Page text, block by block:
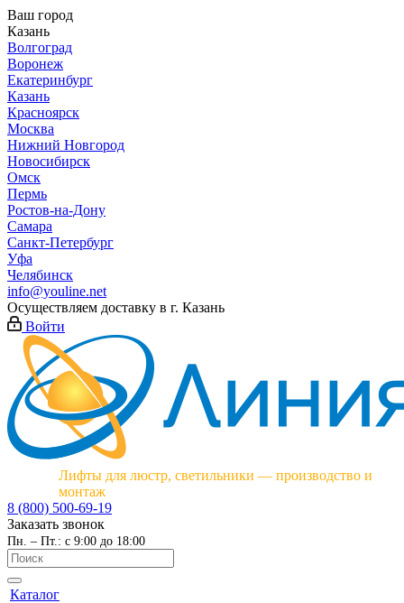
Ваш город
Казань
Волгоград
Воронеж
Екатеринбург
Казань
Красноярск
Москва
Нижний Новгород
Новосибирск
Омск
Пермь
Ростов-на-Дону
Самара
Санкт-Петербург
Уфа
Челябинск
info@youline.net
Осуществляем доставку в г. Казань
Войти
Лифты для люстр, светильники — производство и
монтаж
8 (800) 500-69-19
Заказать звонок
Пн. – Пт.: с 9:00 до 18:00
Каталог